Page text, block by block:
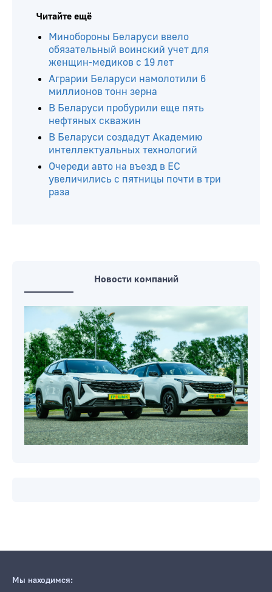
Читайте ещё
Минобороны Беларуси ввело
обязательный воинский учет для
женщин-медиков с 19 лет
Аграрии Беларуси намолотили 6
миллионов тонн зерна
В Беларуси пробурили еще пять
нефтяных скважин
В Беларуси создадут Академию
интеллектуальных технологий
Очереди авто на въезд в ЕС
увеличились с пятницы почти в три
раза
Новости компаний
Мы находимся: